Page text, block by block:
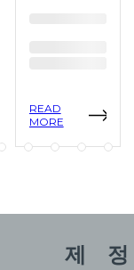
READ
MORE
제
정